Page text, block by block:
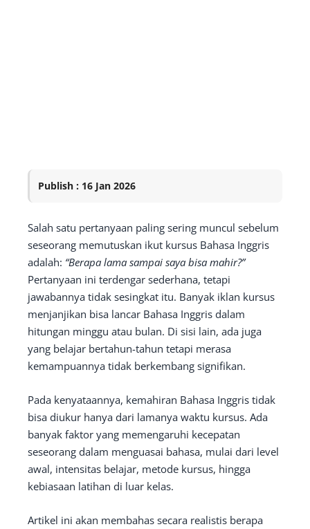
Publish : 16 Jan 2026
Salah satu pertanyaan paling sering muncul sebelum
seseorang memutuskan ikut kursus Bahasa Inggris
adalah: “Berapa lama sampai saya bisa mahir?”
Pertanyaan ini terdengar sederhana, tetapi
jawabannya tidak sesingkat itu. Banyak iklan kursus
menjanjikan bisa lancar Bahasa Inggris dalam
hitungan minggu atau bulan. Di sisi lain, ada juga
yang belajar bertahun-tahun tetapi merasa
kemampuannya tidak berkembang signifikan.
Pada kenyataannya, kemahiran Bahasa Inggris tidak
bisa diukur hanya dari lamanya waktu kursus. Ada
banyak faktor yang memengaruhi kecepatan
seseorang dalam menguasai bahasa, mulai dari level
awal, intensitas belajar, metode kursus, hingga
kebiasaan latihan di luar kelas.
Artikel ini akan membahas secara realistis berapa